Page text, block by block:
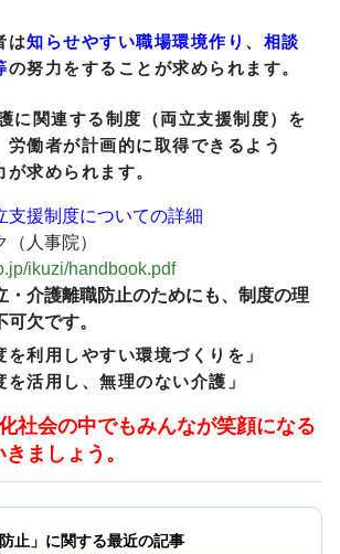
は知らせやすい職場環境作り 、 相談
の努力をすることが求められます。
に関連する制度（両立支援制度）を
労働者が計画的に取得できるよう
求められます。
支援制度についての詳細
人事院）
ikuzi/handbook.pdf
・介護離職防止のためにも、制度の理
欠です。
利用しやすい環境づくりを」
活用し、無理のない介護」
社会の中でもみんなが笑顔になる
ましょう。
防止」に関する最近の記事